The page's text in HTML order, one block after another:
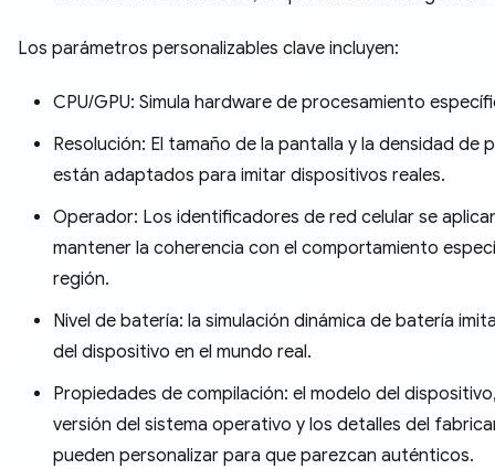
Los parámetros personalizables clave incluyen:
CPU/GPU: Simula hardware de procesamiento
Resolución: El tamaño de la pantalla y la densidad de
están adaptados para imitar dispositivos reales.
Operador: Los identificadores de red celular se
mantener la coherencia con el comportamiento
región.
Nivel de batería: la simulación dinámica de batería
del dispositivo en el mundo real.
Propiedades de compilación: el modelo del
versión del sistema operativo y los detalles del
pueden personalizar para que parezcan auténticos.